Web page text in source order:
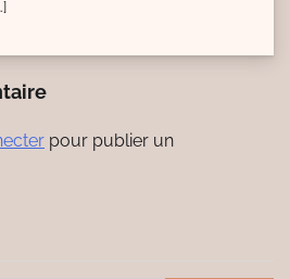
pour publier un